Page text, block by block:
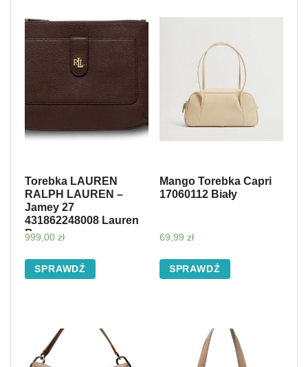
Torebka LAUREN
RALPH LAUREN –
Jamey 27
431862248008 Lauren
Brown
999,00 zł
SPRAWDŹ
Mango Torebka Capri
17060112 Biały
69,99 zł
SPRAWDŹ